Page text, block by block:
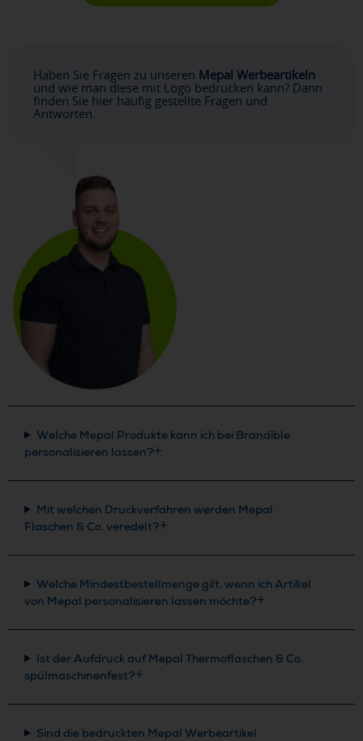
Haben Sie Fragen zu unseren Mepal Werbeartikeln
und wie man diese mit Logo bedrucken kann? Dann
finden Sie hier häufig gestellte Fragen und
Antworten.
Welche Mepal Produkte kann ich bei Brandible
personalisieren lassen?
Mit welchen Druckverfahren werden Mepal
Flaschen & Co. veredelt?
Welche Mindestbestellmenge gilt, wenn ich Artikel
von Mepal personalisieren lassen möchte?
Ist der Aufdruck auf Mepal Thermoflaschen & Co.
spülmaschinenfest?
Sind die bedruckten Mepal Werbeartikel